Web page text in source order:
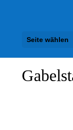
Seite wählen